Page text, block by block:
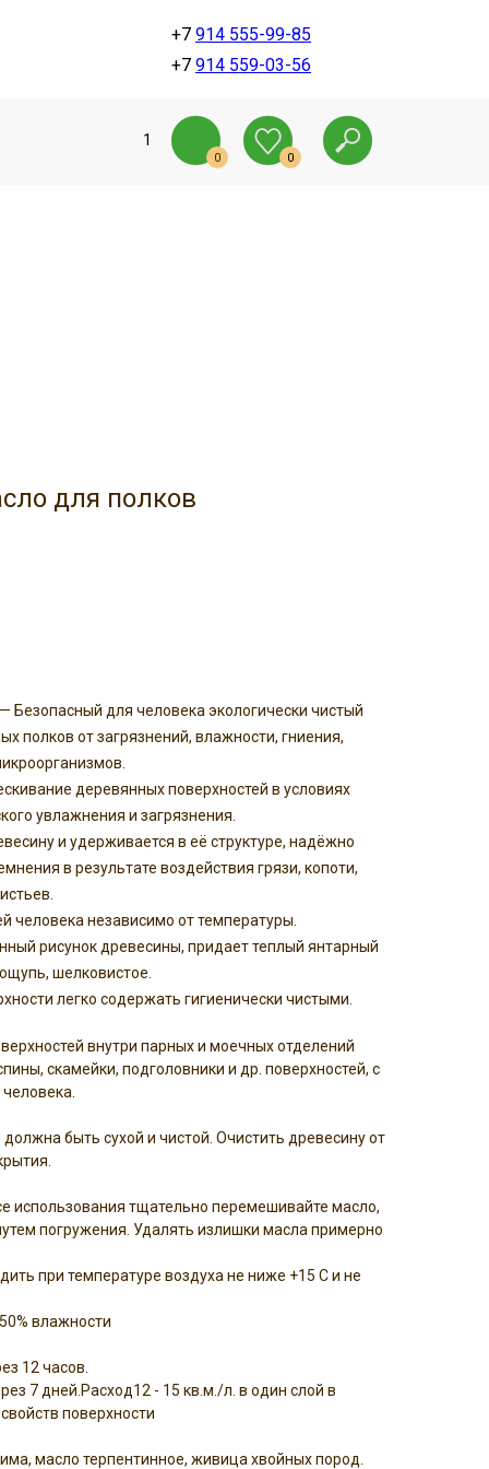
+7 914 559-03-56
+7 914 555-99-85
0 0
1
для полков
Безопасный для человека экологически чистый
полков от загрязнений, влажности, гниения,
деревянных поверхностей в условиях
увлажнения и загрязнения.
и удерживается в её структуре, надёжно
в результате воздействия грязи, копоти,
человека независимо от температуры.
рисунок древесины, придает теплый янтарный
шелковистое.
легко содержать гигиенически чистыми.
внутри парных и моечных отделений
скамейки, подголовники и др. поверхностей, с
быть сухой и чистой. Очистить древесину от
использования тщательно перемешивайте масло,
погружения. Удалять излишки масла примерно
при температуре воздуха не ниже +15 С и не
влажности
12 часов.
7 дней.Расход12 - 15 кв.м./л. в один слой в
поверхности
масло терпентинное, живица хвойных пород.